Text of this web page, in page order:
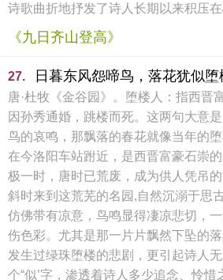
诗歌曲折地抒发了诗人长期以来积压在
《九日齐山登高》
27. 日暮东风怨啼鸟，落花犹似堕
唐·杜牧《金谷园》。堕楼人：指西晋
因孙秀通婚，跳楼而死。这两句大意
鸟的哀鸣，那飘落的春花就像当年的
在今洛阳车站跗近，是西晋富豪石崇
极一时，唐时已荒废，成为供人凭吊
斜时来到这荒芜的名园,自然沉溺于思
仿佛带有凉意，鸟鸣显得凄凉悲切，
伤色彩。尤其是那一片片飘然下坠的
发生过绿珠堕楼的悲剧，更引起诗人
个“似’字，渗透着诗人多少追念、怜